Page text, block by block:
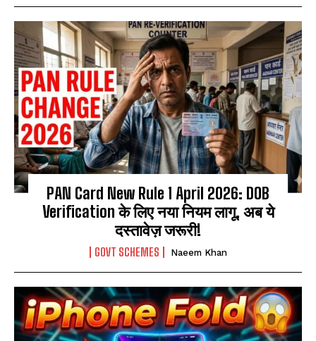
PAN Card New Rule 1 April 2026: DOB
Verification के लिए नया नियम लागू, अब ये
दस्तावेज़ जरूरी!
GOVT SCHEMES Naeem Khan